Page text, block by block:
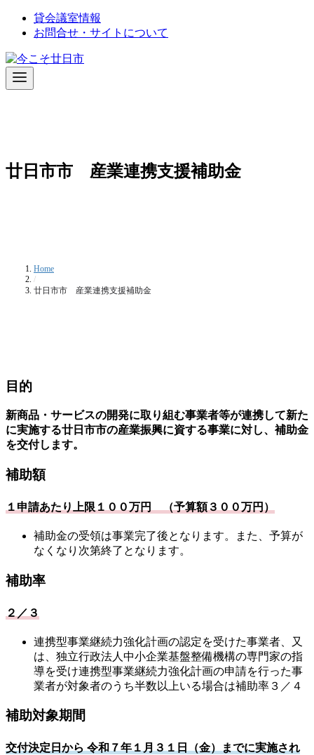
ン
ツ
へ
貸会議室情報
お問合せ・サイトについて
廿日市市 産業連携支援補助金
Home
/
廿日市市 産業連携支援補助金
目的
新商品・サービスの開発に取り組む事業者等が連携して新た
に実施する廿日市市の産業振興に資する事業に対し、補助金
を交付します。
補助額
１申請あたり上限１００万円 （予算額３００万円）
補助金の受領は事業完了後となります。また、予算が
なくなり次第終了となります。
補助率
２／３
連携型事業継続力強化計画の認定を受けた事業者、又
は、独立行政法人中小企業基盤整備機構の専門家の指
導を受け連携型事業継続力強化計画の申請を行った事
業者が対象者のうち半数以上いる場合は補助率３／４
補助対象期間
交付決定日から 令和７年１月３１日（金）までに実施され